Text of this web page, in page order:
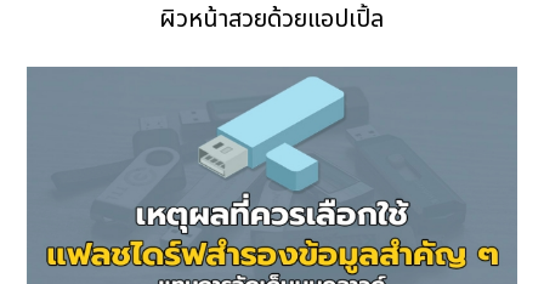
ผิวหน้าสวยด้วยแอปเปิ้ล